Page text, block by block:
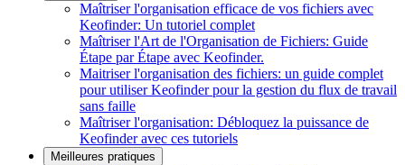
Maîtriser l'organisation efficace de vos fichiers avec
Keofinder: Un tutoriel complet
Maîtriser l'Art de l'Organisation de Fichiers: Guide
Étape par Étape avec Keofinder.
Maitriser l'organisation des fichiers: un guide complet
pour utiliser Keofinder pour la gestion du flux de travail
sans faille
Maîtriser l'organisation: Débloquez la puissance de
Keofinder avec ces tutoriels
Meilleures pratiques